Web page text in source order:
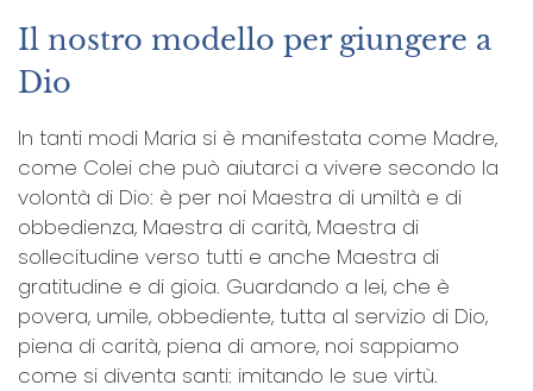
Il nostro modello per giungere a
Dio
In tanti modi Maria si è manifestata come Madre,
come Colei che può aiutarci a vivere secondo la
volontà di Dio: è per noi Maestra di umiltà e di
obbedienza, Maestra di carità, Maestra di
sollecitudine verso tutti e anche Maestra di
gratitudine e di gioia. Guardando a lei, che è
povera, umile, obbediente, tutta al servizio di Dio,
piena di carità, piena di amore, noi sappiamo
come si diventa santi: imitando le sue virtù.